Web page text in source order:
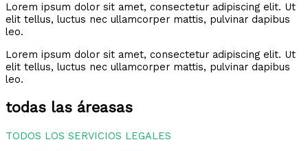
Lorem ipsum dolor sit amet, consectetur adipiscing elit. Ut
elit tellus, luctus nec ullamcorper mattis, pulvinar dapibus
leo.
Lorem ipsum dolor sit amet, consectetur adipiscing elit. Ut
elit tellus, luctus nec ullamcorper mattis, pulvinar dapibus
leo.
todas las áreasas
TODOS LOS SERVICIOS LEGALES